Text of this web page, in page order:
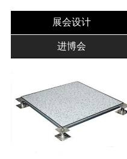
展会设计
进博会